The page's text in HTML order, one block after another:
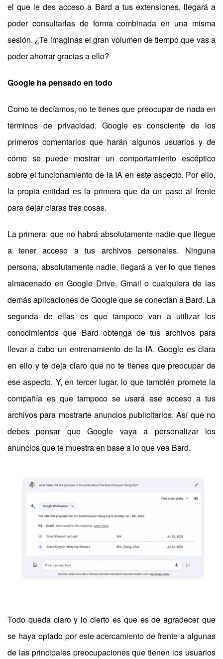
el que le des acceso a Bard a tus extensiones, llegará a
poder consultarlas de forma combinada en una misma
sesión. ¿Te imaginas el gran volumen de tiempo que vas a
poder ahorrar gracias a ello?
Google ha pensado en todo
Como te decíamos, no te tienes que preocupar de nada en
términos de privacidad. Google es consciente de los
primeros comentarios que harán algunos usuarios y de
cómo se puede mostrar un comportamiento escéptico
sobre el funcionamiento de la IA en este aspecto. Por ello,
la propia entidad es la primera que da un paso al frente
para dejar claras tres cosas.
La primera: que no habrá absolutamente nadie que llegue
a tener acceso a tus archivos personales. Ninguna
persona, absolutamente nadie, llegará a ver lo que tienes
almacenado en Google Drive, Gmail o cualquiera de las
demás aplicaciones de Google que se conectan a Bard. La
segunda de ellas es que tampoco van a utilizar los
conocimientos que Bard obtenga de tus archivos para
llevar a cabo un entrenamiento de la IA. Google es clara
en ello y te deja claro que no te tienes que preocupar de
ese aspecto. Y, en tercer lugar, lo que también promete la
compañía es que tampoco se usará ese acceso a tus
archivos para mostrarte anuncios publicitarios. Así que no
debes pensar que Google vaya a personalizar los
anuncios que te muestra en base a lo que vea Bard.
Todo queda claro y lo cierto es que es de agradecer que
se haya optado por este acercamiento de frente a algunas
de las principales preocupaciones que tienen los usuarios